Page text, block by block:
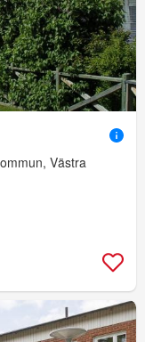
Västra